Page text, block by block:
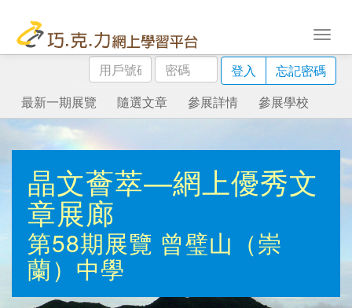
用
戶
號
碼
密
碼
登入
忘記密碼
最新一期展覽
隨選文章 參展詳情 參展學校
晶文薈萃—網上優秀文
章展廊
第58期展覽 曾璧山（崇
蘭）中學